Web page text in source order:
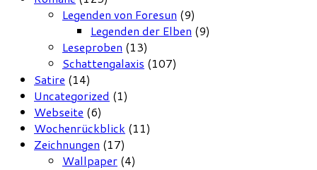
Legenden von Foresun (9)
Legenden der Elben (9)
Leseproben (13)
Schattengalaxis (107)
Satire (14)
Uncategorized (1)
Webseite (6)
Wochenrückblick (11)
Zeichnungen (17)
Wallpaper (4)